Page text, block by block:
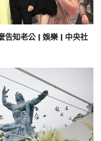
告知老公 | 娛樂 | 中央社